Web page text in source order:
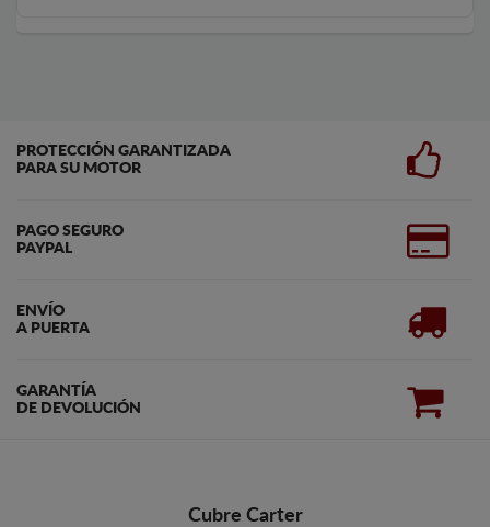
PROTECCIÓN GARANTIZADA
PARA SU MOTOR
PAGO SEGURO
PAYPAL
ENVÍO
A PUERTA
GARANTÍA
DE DEVOLUCIÓN
Cubre Carter